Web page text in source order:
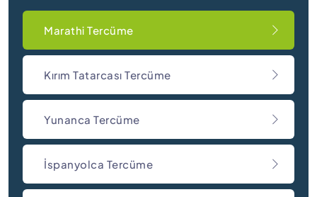
Marathi Tercüme
Kırım Tatarcası Tercüme
Yunanca Tercüme
İspanyolca Tercüme